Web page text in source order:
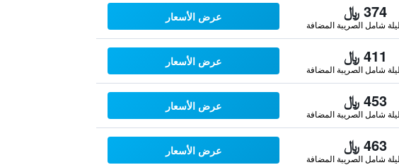
374 ﷼
شامل الصريبة المضافة
عرض الأسعار
411 ﷼
شامل الصريبة المضافة
عرض الأسعار
453 ﷼
شامل الصريبة المضافة
عرض الأسعار
463 ﷼
شامل الصريبة المضافة
عرض الأسعار